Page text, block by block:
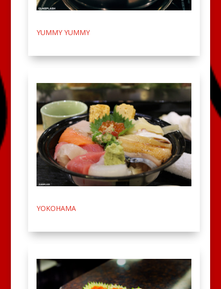
YUMMY YUMMY
YOKOHAMA